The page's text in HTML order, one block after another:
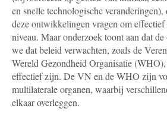
en snelle technologische
deze ontwikkelingen vragen om
niveau. Maar onderzoek toont aan dat
we dat beleid verwachten, zoals de
Wereld Gezondheid Organisatie
effectief zijn. De VN en de WHO zijn
multilaterale organen, waarbij
elkaar overleggen.